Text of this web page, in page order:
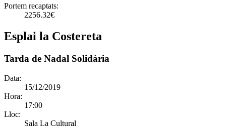
Portem recaptats:
2256.32€
Esplai la Costereta
Tarda de Nadal Solidària
Data:
15/12/2019
Hora:
17:00
Lloc:
Sala La Cultural